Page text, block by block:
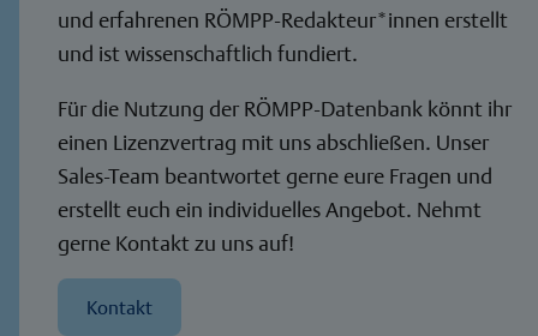
und erfahrenen RÖMPP-Redakteur*innen erstellt
und ist wissenschaftlich fundiert.
Für die Nutzung der RÖMPP-Datenbank könnt ihr
einen Lizenzvertrag mit uns abschließen. Unser
Sales-Team beantwortet gerne eure Fragen und
erstellt euch ein individuelles Angebot. Nehmt
gerne Kontakt zu uns auf!
Kontakt